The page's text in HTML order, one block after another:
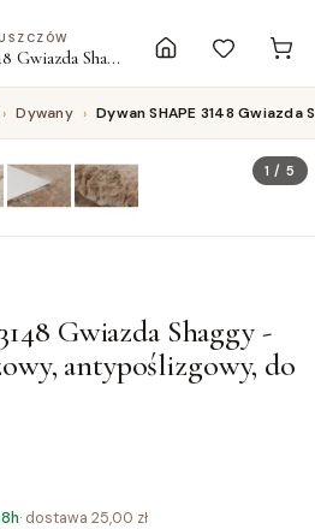
Dywan SHAPE 3148 Gwiazda Shaggy - camel, beż pluszowy, antypoślizgowy, do prania
› Dywany › Dywan SHAPE 3148
1 /5
Gwiazda Shaggy -
antypoślizgowy, do
· dostawa 25,00 zł